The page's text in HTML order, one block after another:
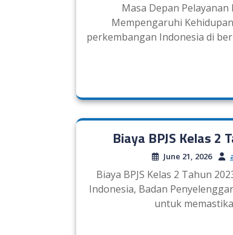
Masa Depan Pelayanan
Mempengaruhi
perkembangan Indonesia di
Biaya BPJS Kelas 2
June 21, 2026
Biaya BPJS Kelas 2 Tahun
Indonesia, Badan
untuk